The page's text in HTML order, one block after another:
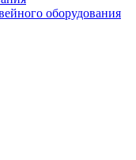
оборудования